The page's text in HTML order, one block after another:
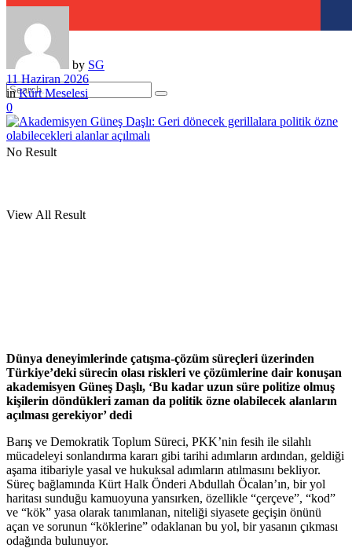
No Result
View All Result
by SG
11 Haziran 2026
in Kürt Meselesi
0
Dünya deneyimlerinde çatışma-çözüm süreçleri üzerinden
Türkiye’deki sürecin olası riskleri ve çözümlerine dair konuşan
akademisyen Güneş Daşlı, ‘Bu kadar uzun süre politize olmuş
kişilerin döndükleri zaman da politik özne olabilecek alanların
açılması gerekiyor’ dedi
Barış ve Demokratik Toplum Süreci, PKK’nin fesih ile silahlı
mücadeleyi sonlandırma kararı gibi tarihi adımların ardından, geldiği
aşama itibariyle yasal ve hukuksal adımların atılmasını bekliyor.
Süreç bağlamında Kürt Halk Önderi Abdullah Öcalan’ın, bir yol
haritası sunduğu kamuoyuna yansırken, özellikle “çerçeve”, “kod”
ve “kök” yasa olarak tanımlanan, niteliği siyasete geçişin önünü
açan ve sorunun “köklerine” odaklanan bu yol, bir yasanın çıkması
odağında bulunuyor.